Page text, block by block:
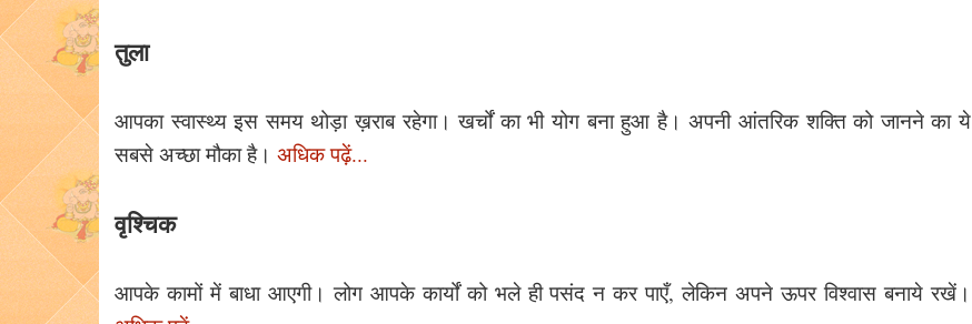
तुला
आपका स्वास्थ्य इस समय थोड़ा ख़राब रहेगा। खर्चों का भी योग बना हुआ है। अपनी आंतरिक शक्ति को जानने का ये
सबसे अच्छा मौका है। अधिक पढ़ें...
वृश्चिक
आपके कामों में बाधा आएगी। लोग आपके कार्यों को भले ही पसंद न कर पाएँ, लेकिन अपने ऊपर विश्वास बनाये रखें।